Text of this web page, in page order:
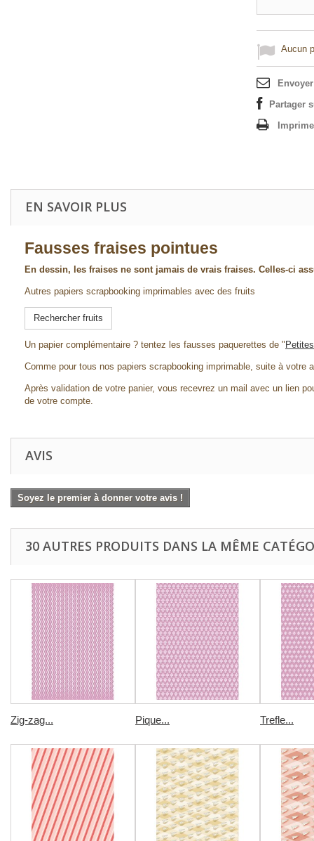
Aucun
Partager
EN SAVOIR PLUS
Fausses fraises pointues
En dessin, les fraises ne sont jamais de vrais fraises. Celles-ci
Autres papiers scrapbooking imprimables avec des fruits
Rechercher fruits
Un papier complémentaire ? tentez les fausses paquerettes de "
Comme pour tous nos papiers scrapbooking imprimable, suite à
Après validation de votre panier, vous recevrez un mail avec un lien
de votre compte.
AVIS
Soyez le premier à donner votre avis !
30 AUTRES PRODUITS DANS LA MÊME
Zig-zag... Pique... Trefle...